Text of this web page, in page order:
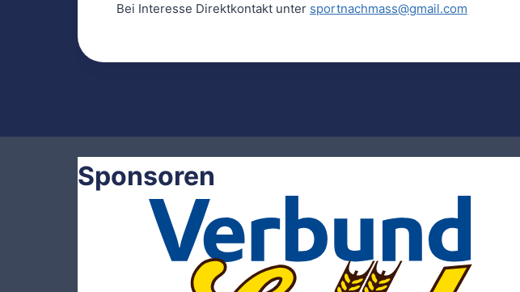
Bei Interesse Direktkontakt unter sportnachmass@gmail.com
Sponsoren